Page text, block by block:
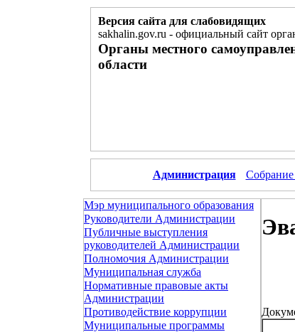
Версия сайта для слабовидящих
sakhalin.gov.ru - официальный сайт
Органы местного
области
Администрация Собрание
Мэр муниципального образования
Руководители Администрации
Публичные выступления
руководителей Администрации
Полномочия Администрации
Муниципальная служба
Нормативные правовые акты
Администрации
Противодействие коррупции
Муниципальные программы